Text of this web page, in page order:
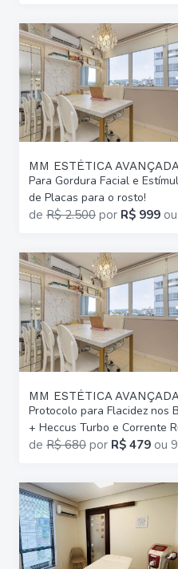
MM ESTÉTICA
Para Gordura Facial e
de Placas para o rosto!
de R$ 2.500 por R$ 999 ou
MM ESTÉTICA
Protocolo para Flacidez nos
+ Heccus Turbo e Corrente
de R$ 680 por R$ 479 ou